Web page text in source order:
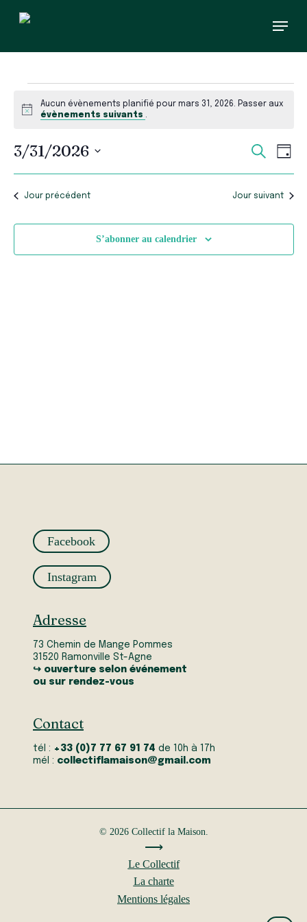
Menu
Évènements
for
mars
31,
2026
Notice
Aucun évènements planifié pour mars 31, 2026. Passer aux
évènements suivants .
et
de
Recherche
de
vues
Jour
3/31/2026
date.
Jour précédent Jour suivant
S’abonner au calendrier
Facebook
Instagram
Adresse
73 Chemin de Mange Pommes
31520 Ramonville St-Agne
↪ ouverture selon événement
ou sur rendez-vous
Contact
tél : +33 (0)7 77 67 91 74 de 10h à 17h
mél : collectiflamaison@gmail.com
© 2026 Collectif la Maison.
⟶
Le Collectif
La charte
Mentions légales